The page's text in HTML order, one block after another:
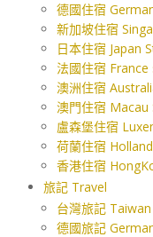
德國住宿
新加坡住宿
日本住宿 Japan
法國住宿 France
澳洲住宿
澳門住宿 Macau
盧森堡住宿
荷蘭住宿
香港住宿
旅記 Travel
台灣旅記
德國旅記